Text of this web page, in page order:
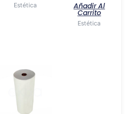
Estética Añadir Al
Carrito
Estética